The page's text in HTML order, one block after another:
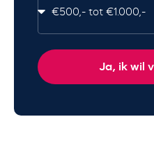
Ja, ik wil